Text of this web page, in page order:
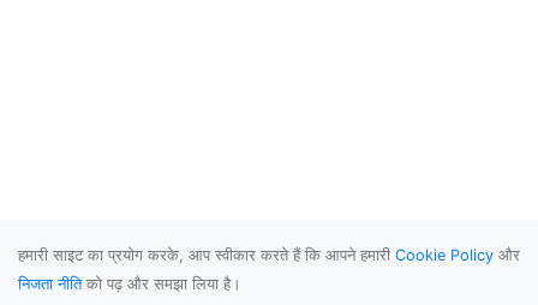
हमारी साइट का प्रयोग करके, आप स्वीकार करते हैं कि आपने हमारी Cookie Policy और
निजता नीतिको पढ़ और समझा लिया है।